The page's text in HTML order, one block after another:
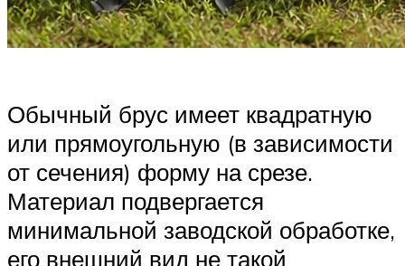
Обычный брус имеет квадратную
или прямоугольную (в зависимости
от сечения) форму на срезе.
Материал подвергается
минимальной заводской обработке,
его внешний вид не такой